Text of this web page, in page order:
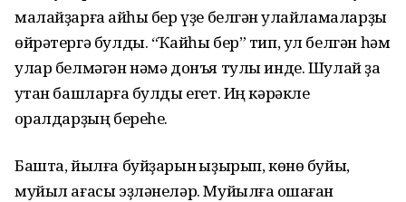
малайҙарға ҡайһы бер үҙе белгән ҡулайламаларҙы
өйрәтергә булды. “Ҡайһы бер” тип, ул белгән һәм
улар белмәгән нәмә донъя тулы инде. Шулай ҙа
уҡтан башларға булды егет. Иң кәрәкле
ҡоралдарҙың береһе.
Башта, йылға буйҙарын ҡыҙырып, көнө буйы,
муйыл ағасы эҙләнеләр. Муйылға оҡшаған